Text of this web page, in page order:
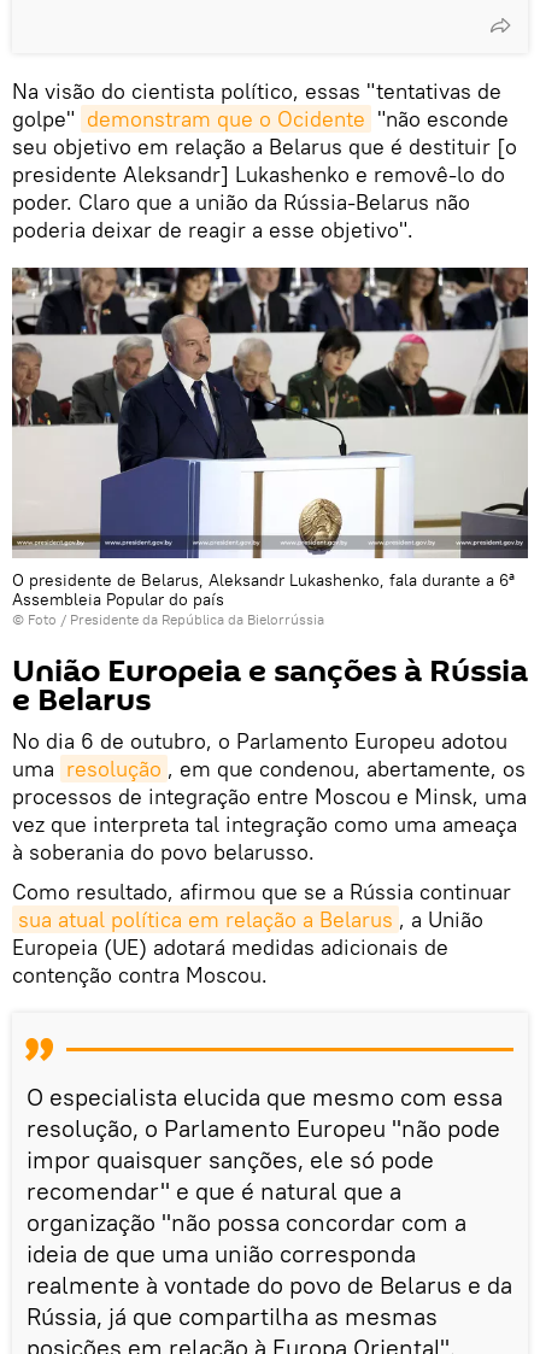
Na visão do cientista político, essas "tentativas de
golpe" demonstram que o Ocidente "não esconde
seu objetivo em relação a Belarus que é destituir [o
presidente Aleksandr] Lukashenko e removê-lo do
poder. Claro que a união da Rússia-Belarus não
poderia deixar de reagir a esse objetivo".
O presidente de Belarus, Aleksandr Lukashenko, fala durante a 6ª
Assembleia Popular do país
© Foto / Presidente da República da Bielorrússia
União Europeia e sanções à Rússia
e Belarus
No dia 6 de outubro, o Parlamento Europeu adotou
uma resolução , em que condenou, abertamente, os
processos de integração entre Moscou e Minsk, uma
vez que interpreta tal integração como uma ameaça
à soberania do povo belarusso.
Como resultado, afirmou que se a Rússia continuar
sua atual política em relação a Belarus , a União
Europeia (UE) adotará medidas adicionais de
contenção contra Moscou.
O especialista elucida que mesmo com essa
resolução, o Parlamento Europeu "não pode
impor quaisquer sanções, ele só pode
recomendar" e que é natural que a
organização "não possa concordar com a
ideia de que uma união corresponda
realmente à vontade do povo de Belarus e da
Rússia, já que compartilha as mesmas
posições em relação à Europa Oriental".